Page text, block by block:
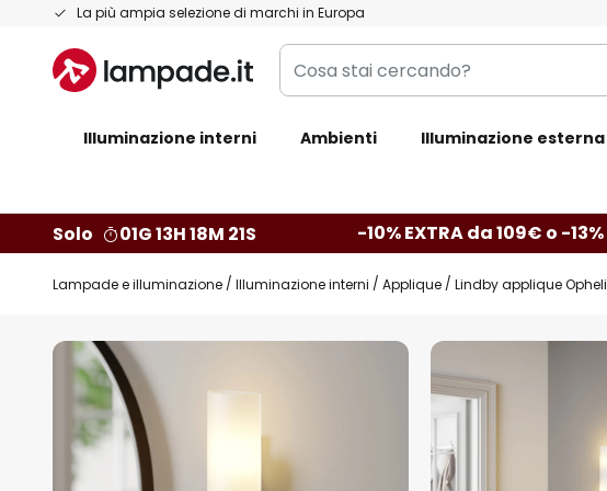
La più ampia selezione di marchi in Europa
Salta
contenuto
Cosa
stai
Illuminazione interni Ambienti Illuminazione esterna
Solo 01G 13H 18M 20S -10% EXTRA da 109€ o -
Lampade e illuminazione Illuminazione interni Applique Lindby applique
Vai
alla
fine
della
galleria